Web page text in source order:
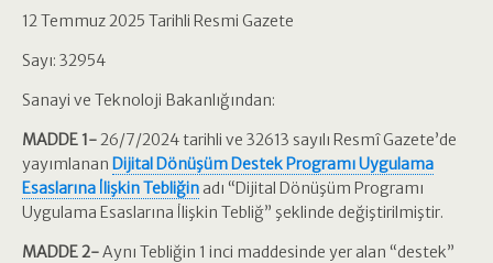
12 Temmuz 2025 Tarihli Resmi Gazete
Sayı: 32954
Sanayi ve Teknoloji Bakanlığından:
MADDE 1-26/7/2024 tarihli ve 32613 sayılı Resmî Gazete’de
yayımlanan Dijital Dönüşüm Destek Programı Uygulama
Esaslarına İlişkin Tebliğin adı “Dijital Dönüşüm Programı
Uygulama Esaslarına İlişkin Tebliğ” şeklinde değiştirilmiştir.
MADDE 2-Aynı Tebliğin 1 inci maddesinde yer alan “destek”